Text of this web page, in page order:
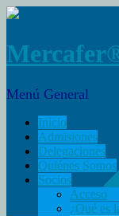
Menú General
Inicio
Admisiones
Delegaciones
Quiénes Somos
Socios
Acceso
¿Qué es